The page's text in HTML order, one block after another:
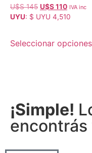
Valorado con
5.00
de 5
U$S145 U$S110 IVA inc
UYU: $ UYU 4,510
Seleccionar opciones
¡Simple!
encontrás